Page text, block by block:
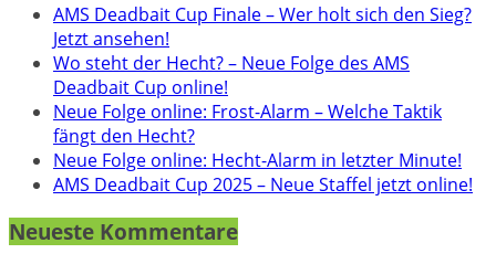
AMS Deadbait Cup Finale – Wer holt sich den Sieg?
Jetzt ansehen!
Wo steht der Hecht? – Neue Folge des AMS
Deadbait Cup online!
Neue Folge online: Frost-Alarm – Welche Taktik
fängt den Hecht?
Neue Folge online: Hecht-Alarm in letzter Minute!
AMS Deadbait Cup 2025 – Neue Staffel jetzt online!
Neueste Kommentare